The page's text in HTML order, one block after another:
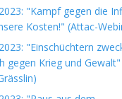
"Kampf gegen die
Kosten!" (Attac-
"Einschüchtern
gegen Krieg und